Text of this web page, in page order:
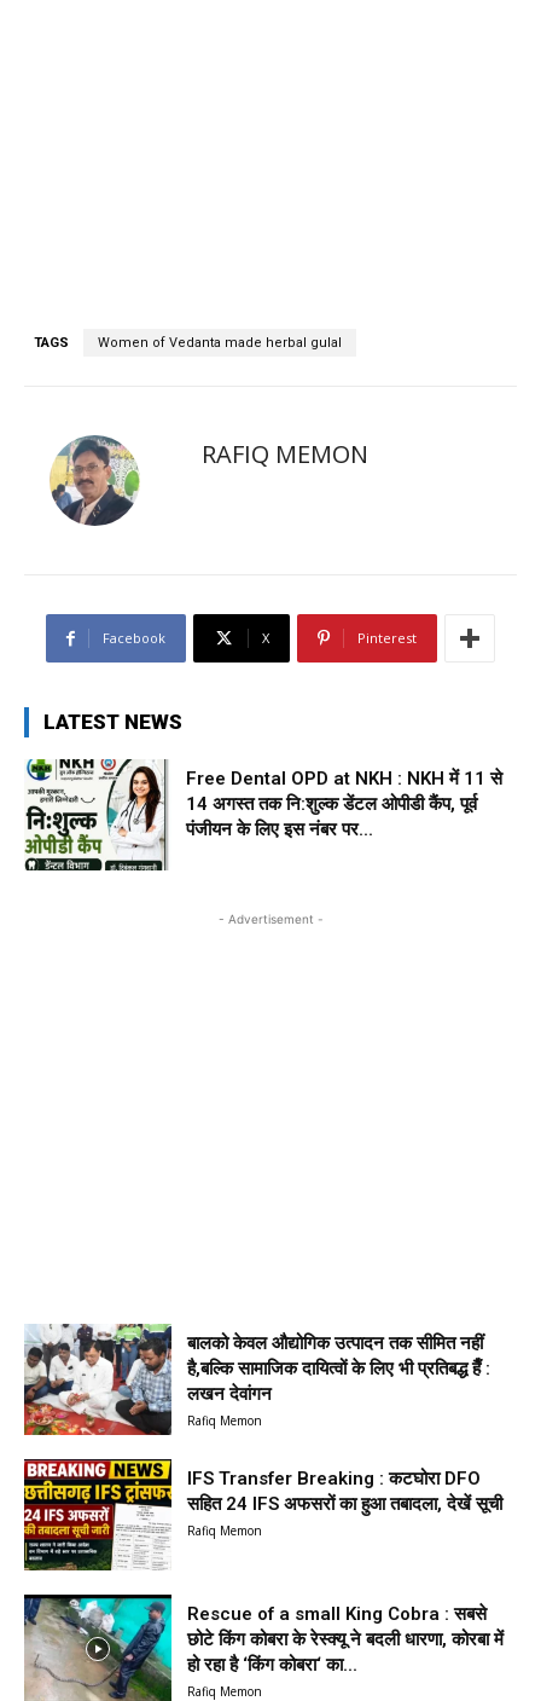
TAGS Women of Vedanta made herbal gulal
RAFIQ MEMON
Facebook X Pinterest
LATEST NEWS
Free Dental OPD at NKH : NKH में 11 से
14 अगस्त तक नि:शुल्क डेंटल ओपीडी कैंप, पूर्व
पंजीयन के लिए इस नंबर पर...
- Advertisement -
बालको केवल औद्योगिक उत्पादन तक सीमित नहीं
है,बल्कि सामाजिक दायित्वों के लिए भी प्रतिबद्ध हैँ :
लखन देवांगन
Rafiq Memon
IFS Transfer Breaking : कटघोरा DFO
सहित 24 IFS अफसरों का हुआ तबादला, देखें सूची
Rafiq Memon
Rescue of a small King Cobra : सबसे
छोटे किंग कोबरा के रेस्क्यू ने बदली धारणा, कोरबा में
हो रहा है ‘किंग कोबरा‘ का...
Rafiq Memon